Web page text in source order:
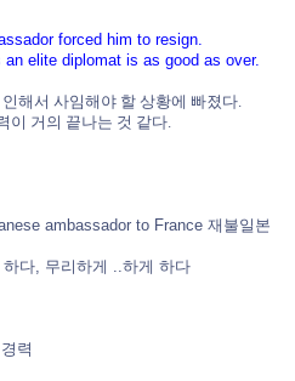
forced him to resign.
an elite diplomat is as good as over.
해서 사임해야 할 상황에 빠졌다.
이 거의 끝나는 것 같다.
ambassador to France 재불일본
다, 무리하게 ..하게 하다
력